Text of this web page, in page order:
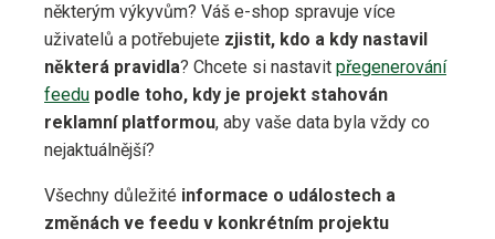
některým výkyvům? Váš e-shop spravuje více
uživatelů a potřebujete zjistit, kdo a kdy nastavil
některá pravidla? Chcete si nastavit přegenerování
feedu podle toho, kdy je projekt stahován
reklamní platformou, aby vaše data byla vždy co
nejaktuálnější?
Všechny důležité informace o událostech a
změnách ve feedu v konkrétním projektu